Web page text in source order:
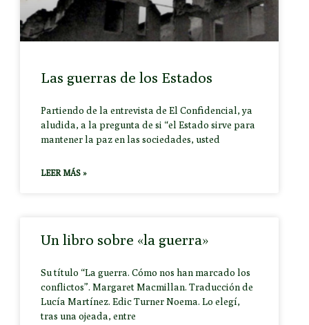
Las guerras de los Estados
Partiendo de la entrevista de El Confidencial, ya
aludida, a la pregunta de si “el Estado sirve para
mantener la paz en las sociedades, usted
LEER MÁS »
Un libro sobre «la guerra»
Su título “La guerra. Cómo nos han marcado los
conflictos”. Margaret Macmillan. Traducción de
Lucía Martínez. Edic Turner Noema. Lo elegí,
tras una ojeada, entre